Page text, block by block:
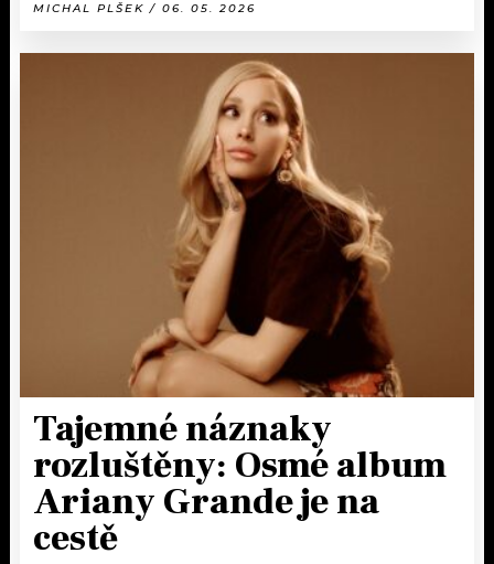
MICHAL PLŠEK / 06. 05. 2026
Tajemné náznaky
rozluštěny: Osmé album
Ariany Grande je na
cestě